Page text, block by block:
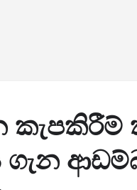
කැපකිරීම්